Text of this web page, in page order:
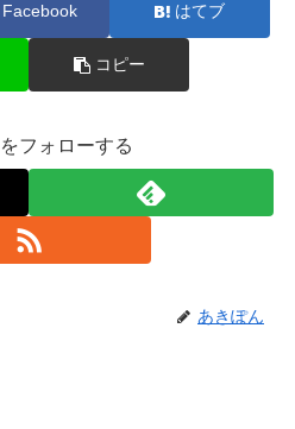
Facebook はてブ
コピー
フォローする
あきぽん